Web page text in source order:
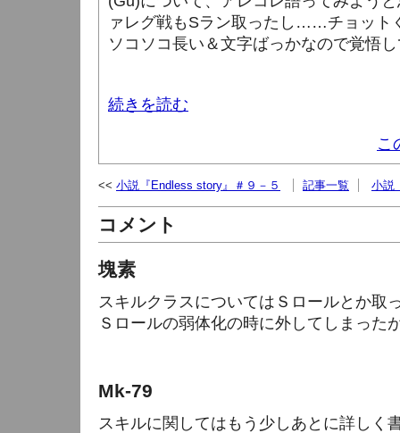
ァレグ戦もSラン取ったし……チョット
ソコソコ長い＆文字ばっかなので覚悟
続きを読む
こ
小説『Endless story』＃９－５ 記事一覧 小説
コメント
塊素
スキルクラスについてはＳロールとか取
Ｓロールの弱体化の時に外してしまった
Mk-79
スキルに関してはもう少しあとに詳しく